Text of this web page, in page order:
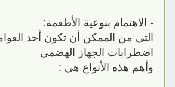
- الاهتمام بنوعية الأطعمة:
التي من الممكن أن تكون أحد
اضطرابات الجهاز الهضمي
وأهم هذه الأنواع هي :